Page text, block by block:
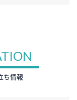
ち情報